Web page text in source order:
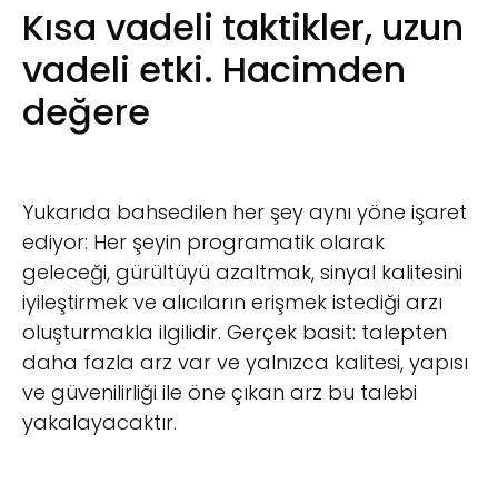
Kısa vadeli taktikler, uzun
vadeli etki. Hacimden
değere
Yukarıda bahsedilen her şey aynı yöne işaret
ediyor: Her şeyin programatik olarak
geleceği, gürültüyü azaltmak, sinyal kalitesini
iyileştirmek ve alıcıların erişmek istediği arzı
oluşturmakla ilgilidir. Gerçek basit: talepten
daha fazla arz var ve yalnızca kalitesi, yapısı
ve güvenilirliği ile öne çıkan arz bu talebi
yakalayacaktır.